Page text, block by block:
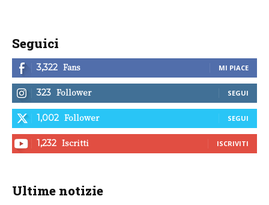
Seguici
3,322 Fans MI PIACE
323 Follower SEGUI
1,002 Follower SEGUI
1,232 Iscritti ISCRIVITI
Ultime notizie